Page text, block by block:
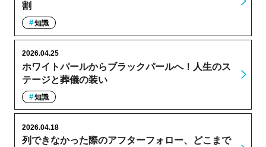
割
知識
ホワイトパールからブラックパールへ！人生のス
テージと葬儀の装い
2026.04.25
知識
列できなかった際のアフターフォロー、どこまで
2026.04.18